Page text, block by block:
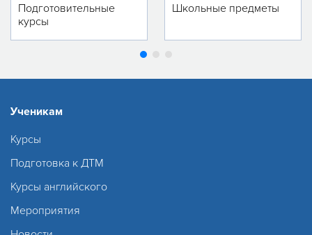
Подготовительные
курсы
Школьные предметы
Ученикам
Курсы
Подготовка к ДТМ
Курсы английского
Мероприятия